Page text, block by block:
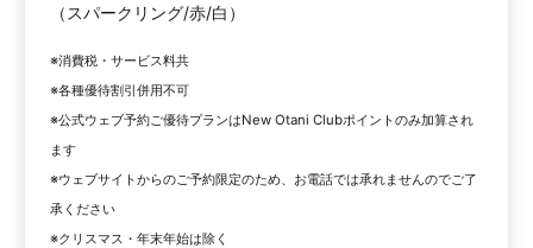
（スパークリング/赤/白）
※消費税・サービス料共
※各種優待割引併用不可
※公式ウェブ予約ご優待プランはNew Otani Clubポイントのみ加算され
ます
※ウェブサイトからのご予約限定のため、お電話では承れませんのでご了
承ください
※クリスマス・年末年始は除く